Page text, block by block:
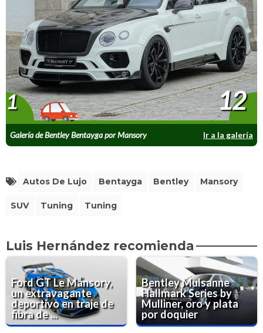
Galería de Bentley Bentayga por Mansory Ir a la galería
1 12
Autos De Lujo Bentayga Bentley Mansory
SUV Tuning Tuning
Luis Hernández recomienda
Ford GT Le Mansory,
un extravagante
deportivo en traje de
fibra de ...
Bentley Mulsanne
Hallmark Series by
Mulliner, oro y plata
por doquier